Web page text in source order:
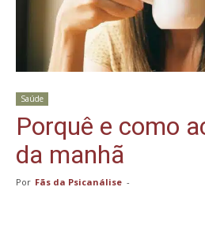
Saúde
Porquê e como
da manhã
Por Fãs da Psicanálise -